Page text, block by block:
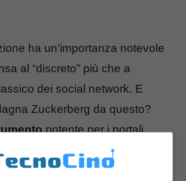
ha un’importanza notevole
al “discreto” più che a
dei social network. E
Zuckerberg da questo?
potente per i portali
realtà, che implementeranno
sul sito, andando a